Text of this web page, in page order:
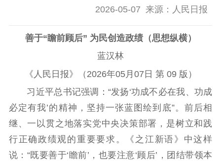
通知公告 信息公开制度
信息公开指南
信息公开年度报
告
政策法规
工作动态
理论武装
理论学习 宣传宣讲 研究阐释
2026-05-07 来源：人民日报
善于“瞻前顾后” 为民创造政绩（思想纵横）
蓝汉林
《人民日报》（2026年05月07日 第 09 版）
习近平总书记强调：“发扬‘功成不必在我、功成
必定有我’的精神，坚持一张蓝图绘到底”。前后相
继、一以贯之地落实党中央决策部署，是树立和践
行正确政绩观的重要要求。《之江新语》中这样
说：“既要善于‘瞻前’，也要注意‘顾后’，团结带领本